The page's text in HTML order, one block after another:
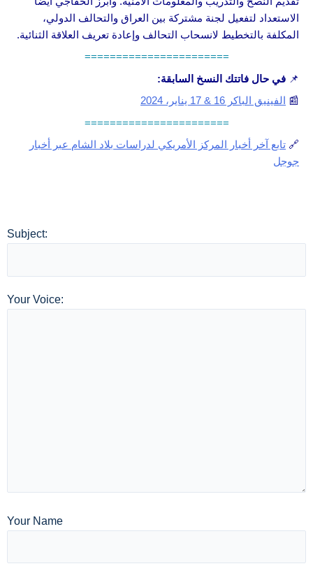
الاستعداد لتفعيل لجنة مشتركة بين العراق والتحالف الدولي،
المكلفة بالتخطيط لانسحاب التحالف وإعادة تعريف العلاقة الثنائية.
=======================
📌 في حال فاتتك النسخ السابقة:
📰 الفينيق الباكر 16 & 17 يناير، 2024
=======================
🔗 تابع آخر أخبار المركز الأمريكي لدراسات بلاد الشام عبر أخبار
جوجل
Subject:
Your Voice:
Your Name